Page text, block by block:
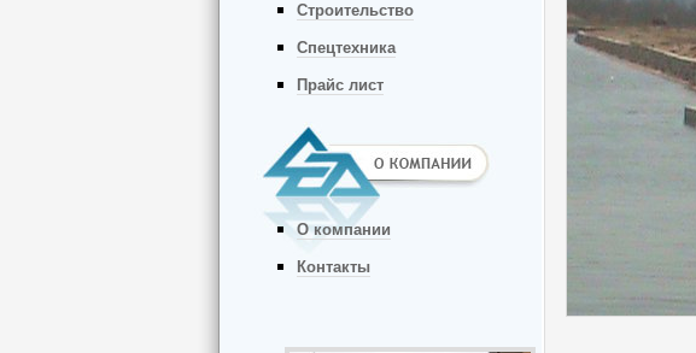
Строительство
Спецтехника
Прайс лист
О компании
Контакты